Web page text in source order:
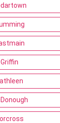
Griffin